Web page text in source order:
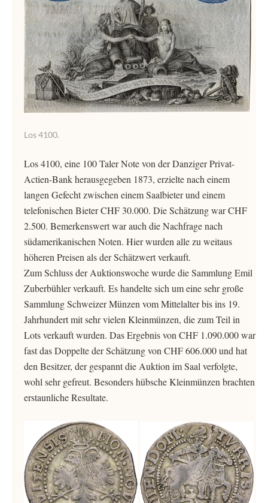
Los 4100.
Los 4100, eine 100 Taler Note von der Danziger Privat-
Actien-Bank herausgegeben 1873, erzielte nach einem
langen Gefecht zwischen einem Saalbieter und einem
telefonischen Bieter CHF 30.000. Die Schätzung war CHF
2.500. Bemerkenswert war auch die Nachfrage nach
südamerikanischen Noten. Hier wurden alle zu weitaus
höheren Preisen als der Schätzwert verkauft.
Zum Schluss der Auktionswoche wurde die Sammlung Emil
Zuberbühler verkauft. Es handelte sich um eine sehr große
Sammlung Schweizer Münzen vom Mittelalter bis ins 19.
Jahrhundert mit sehr vielen Kleinmünzen, die zum Teil in
Lots verkauft wurden. Das Ergebnis von CHF 1.090.000 war
fast das Doppelte der Schätzung von CHF 606.000 und hat
den Besitzer, der gespannt die Auktion im Saal verfolgte,
wohl sehr gefreut. Besonders hübsche Kleinmünzen brachten
erstaunliche Resultate.